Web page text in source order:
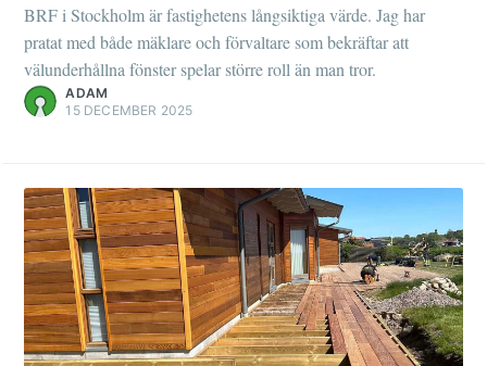
BRF i Stockholm är fastighetens långsiktiga värde. Jag har
pratat med både mäklare och förvaltare som bekräftar att
välunderhållna fönster spelar större roll än man tror.
ADAM
15 DECEMBER 2025